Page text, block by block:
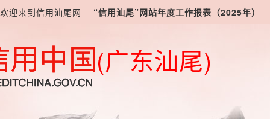
(广东汕尾)
欢迎来到信用汕尾网 “信用汕尾”网站年度工作报表（2025年）